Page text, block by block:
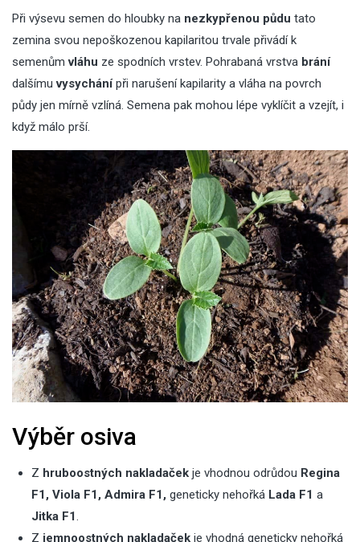
Při výsevu semen do hloubky na nezkypřenou půdu tato
zemina svou nepoškozenou kapilaritou trvale přivádí k
semenůmvláhu ze spodních vrstev. Pohrabaná vrstva brání
dalšímuvysychánípři narušení kapilarity a vláha na povrch
půdy jen mírně vzlíná. Semena pak mohou lépe vyklíčit a vzejít, i
když málo prší.
Výběr osiva
Z hruboostných nakladaček je vhodnou odrůdou Regina
F1, Viola F1, Admira F1, geneticky nehořká Lada F1 a
Jitka F1
Z jemnoostných nakladaček je vhodná geneticky nehořká